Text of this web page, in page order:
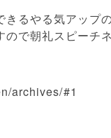
るやる気アップ
で朝礼スピーチ
archives/#1